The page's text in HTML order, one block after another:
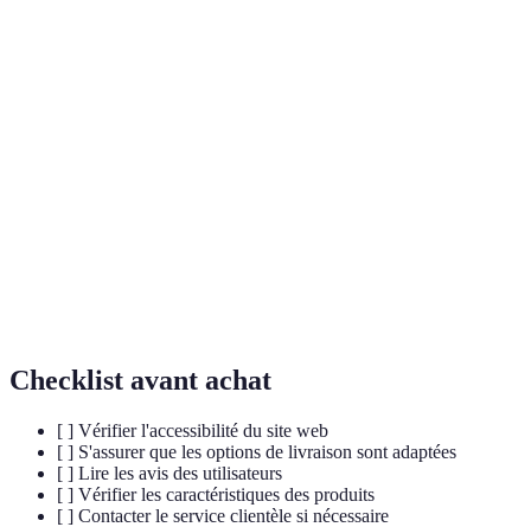
Checklist avant achat
[ ] Vérifier l'accessibilité du site web
[ ] S'assurer que les options de livraison sont adaptées
[ ] Lire les avis des utilisateurs
[ ] Vérifier les caractéristiques des produits
[ ] Contacter le service clientèle si nécessaire